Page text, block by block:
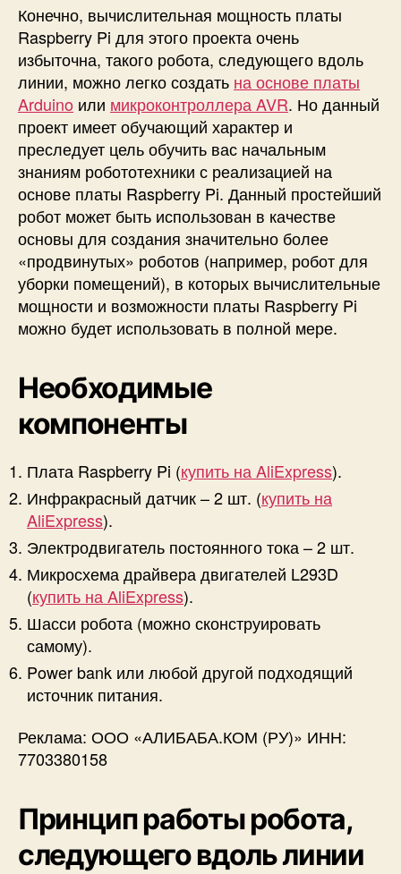
r
y
P
i
Конечно, вычислительная мощность платы
Raspberry Pi для этого проекта очень
избыточна, такого робота, следующего вдоль
линии, можно легко создать на основе платы
Arduino или микроконтроллера AVR. Но данный
проект имеет обучающий характер и
преследует цель обучить вас начальным
знаниям робототехники с реализацией на
основе платы Raspberry Pi. Данный простейший
робот может быть использован в качестве
основы для создания значительно более
«продвинутых» роботов (например, робот для
уборки помещений), в которых вычислительные
мощности и возможности платы Raspberry Pi
можно будет использовать в полной мере.
Необходимые
компоненты
Плата Raspberry Pi (купить на AliExpress).
Инфракрасный датчик – 2 шт. (купить на
AliExpress).
Электродвигатель постоянного тока – 2 шт.
Микросхема драйвера двигателей L293D
(купить на AliExpress).
Шасси робота (можно сконструировать
самому).
Power bank или любой другой подходящий
источник питания.
Реклама: ООО «АЛИБАБА.КОМ (РУ)» ИНН:
7703380158
Принцип работы робота,
следующего вдоль линии